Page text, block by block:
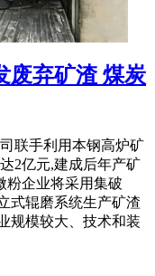
废弃矿渣 煤炭
联手利用本钢高炉矿
2亿元,建成后年产矿
粉企业将采用集破
式辊磨系统生产矿渣
规模较大、技术和装